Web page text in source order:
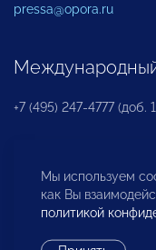
pressa@opora.ru
+7 (495) 247-4777 (доб.
Бюро по
инвесторов
Мы используем
как Вы
политикой